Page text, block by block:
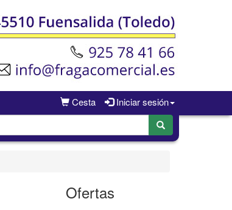
Cesta Iniciar sesión
Ofertas